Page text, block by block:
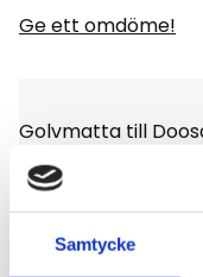
Samtycke
Ge ett omdöme!
Golvmatta till
med väldigt fin
matta med